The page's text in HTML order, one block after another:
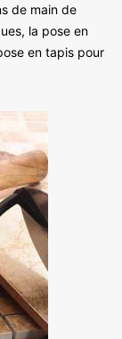
de main de
la pose en
en tapis pour